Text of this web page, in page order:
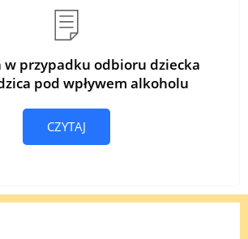
w przypadku odbioru dziecka
pod wpływem alkoholu
CZYTAJ